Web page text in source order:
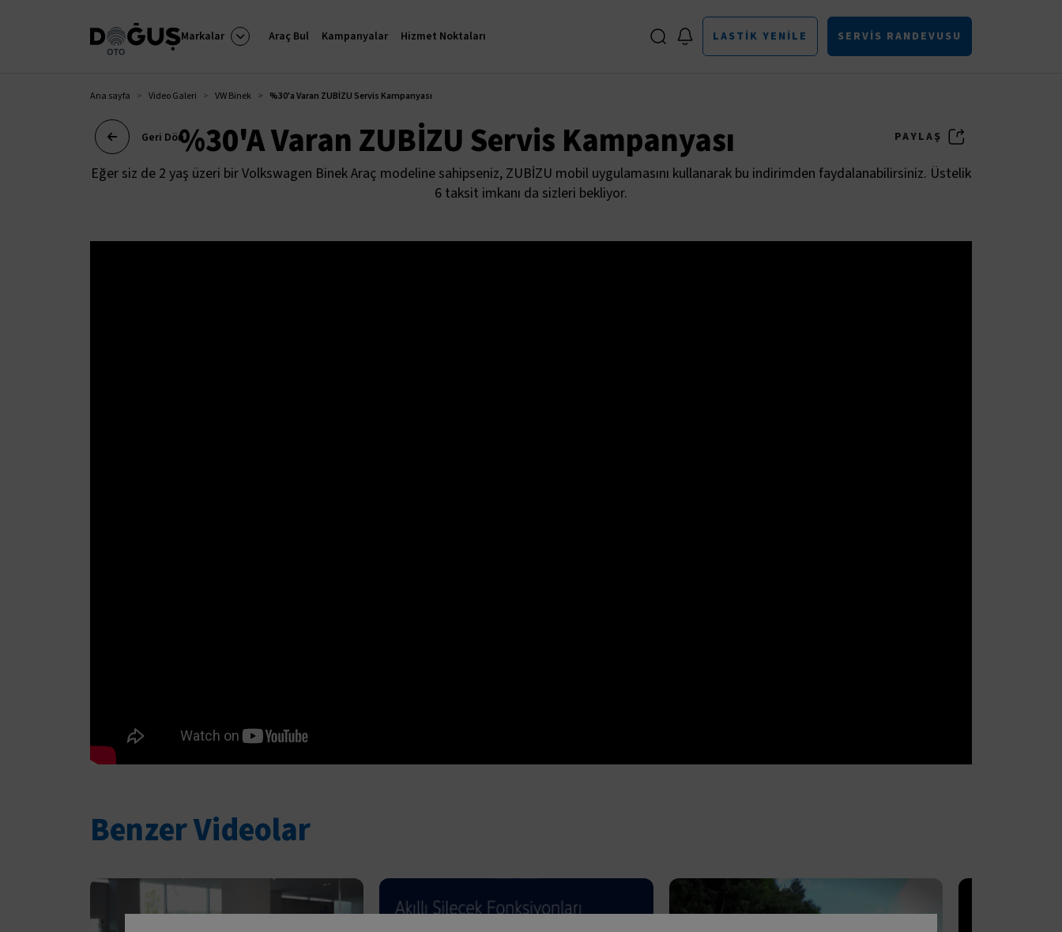
Markalar Araç Bul Kampanyalar Hizmet Noktaları LASTIK YENILE SERVIS RANDEVUSU
Ana sayfa Video Galeri VW Binek %30'a Varan ZUBİZU Servis Kampanyası
%30'a Varan ZUBİZU Servis Kampanyası
Eğer siz de 2 yaş üzeri bir Volkswagen Binek Araç modeline sahipseniz, ZUBİZU mobil uygulamasını kullanarak bu indirimden faydalanabilirsiniz. Üstelik
6 taksit imkanı da sizleri bekliyor.
Geri Dön PAYLAŞ
Benzer Videolar